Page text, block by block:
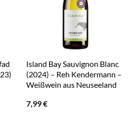
Island Bay Sauvignon Blanc
(2024) – Reh Kendermann –
Weißwein aus Neuseeland
7,99€